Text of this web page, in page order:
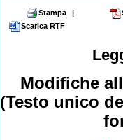
Stampa |
Scarica RTF
Modifiche
(Testo unico